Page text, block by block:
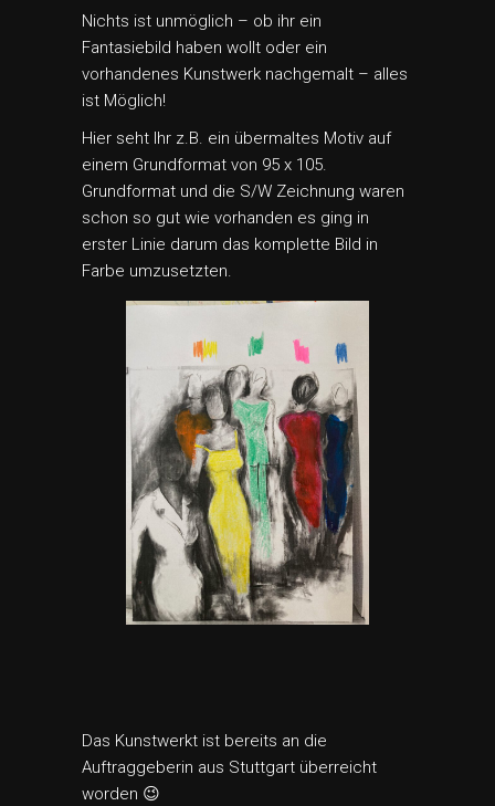
Nichts ist unmöglich – ob ihr ein
Fantasiebild haben wollt oder ein
vorhandenes Kunstwerk nachgemalt – alles
ist Möglich!
Hier seht Ihr z.B. ein übermaltes Motiv auf
einem Grundformat von 95 x 105.
Grundformat und die S/W Zeichnung waren
schon so gut wie vorhanden es ging in
erster Linie darum das komplette Bild in
Farbe umzusetzten.
Das Kunstwerkt ist bereits an die
Auftraggeberin aus Stuttgart überreicht
worden 😉